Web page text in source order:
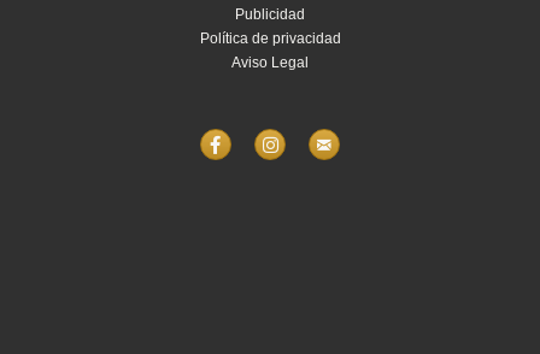
Publicidad
Política de privacidad
Aviso Legal